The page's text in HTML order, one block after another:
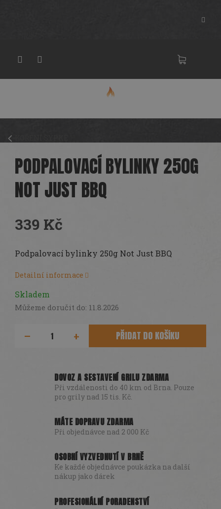
PODPALOVACÍ BYLINKY 250G
NOT JUST BBQ
339 Kč
cena:
Skladem
Můžeme doručit do: 11.8.2026
PŘIDAT DO KOŠÍKU
Podpalovací bylinky 250g Not Just BBQ
Detailní informace
DOVOZ A SESTAVENÍ GRILU ZDARMA
Při vzdálenosti do 40 km od Brna. Pouze
pro grily nad 15 tis. Kč.
MÁTE DOPRAVU ZDARMA
Při objednávce nad 2 000 Kč
OSOBNÍ VYZVEDNUTÍ V BRNĚ
Ke každé objednávce poukázka na další
nákup jako dárek
PROFESIONÁLNÍ PORADENSTVÍ